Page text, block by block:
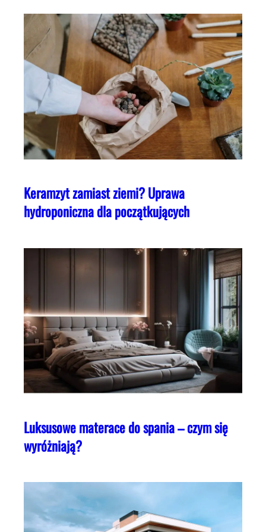
Keramzyt zamiast ziemi? Uprawa
hydroponiczna dla początkujących
Luksusowe materace do spania – czym się
wyróżniają?